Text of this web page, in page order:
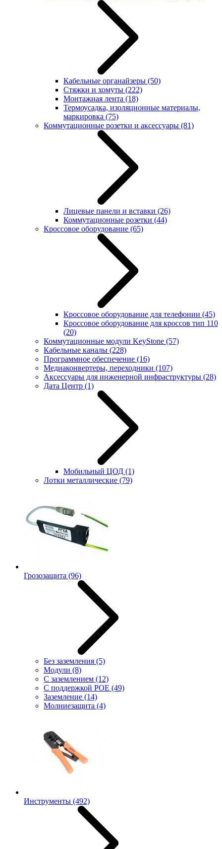
Кабельные органайзеры (50)
Стяжки и хомуты (222)
Монтажная лента (18)
Термоусадка, изоляционные материалы,
маркировка (75)
Коммутационные розетки и аксессуары (81)
Лицевые панели и вставки (26)
Коммутационные розетки (44)
Кроссовое оборудование (65)
Кроссовое оборудование для телефонии (45)
Кроссовое оборудование для кроссов тип 110
(20)
Коммутационные модули KeyStone (57)
Кабельные каналы (228)
Программное обеспечение (16)
Медиаконвертеры, переходники (107)
Аксессуары для инженерной инфраструктуры (28)
Дата Центр (1)
Мобильный ЦОД (1)
Лотки металлические (79)
Грозозащита (96)
Без заземления (5)
Модули (8)
С заземлением (12)
С поддержкой POE (49)
Заземление (14)
Молниезащита (4)
Инструменты (492)